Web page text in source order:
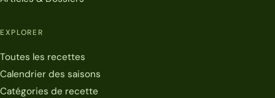
EXPLORER
Toutes les recettes
Calendrier des saisons
Catégories de recette